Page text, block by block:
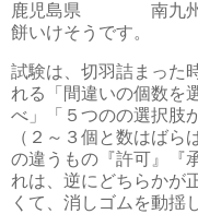
鹿児島県 南九
餅いけそうです。
試験は、切羽詰まった
れる「間違いの個数を
べ」「５つのの選択肢
（２～３個と数はば
の違うもの『許可』『
れは、逆にどちらかが
くて、消しゴムを動揺